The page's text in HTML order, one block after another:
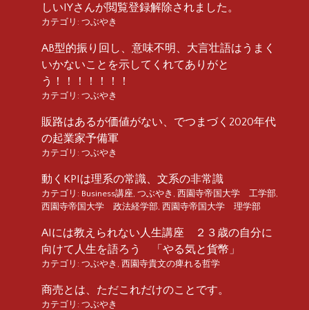
しいIYさんが閲覧登録解除されました。
カテゴリ: つぶやき
AB型的振り回し、意味不明、大言壮語はうまく
いかないことを示してくれてありがと
う！！！！！！！
カテゴリ: つぶやき
販路はあるが価値がない、でつまづく2020年代
の起業家予備軍
カテゴリ: つぶやき
動くKPIは理系の常識、文系の非常識
カテゴリ: Business講座 つぶやき 西園寺帝国大学 工学部
西園寺帝国大学 政法経学部 西園寺帝国大学 理学部
AIには教えられない人生講座 ２３歳の自分に
向けて人生を語ろう 「やる気と貨幣」
カテゴリ: つぶやき 西園寺貴文の痺れる哲学
商売とは、ただこれだけのことです。
カテゴリ: つぶやき